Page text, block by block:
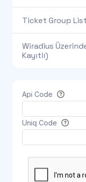
Ticket Group
Wiradius
Kayıtlı)
Api Code
Uniq Code